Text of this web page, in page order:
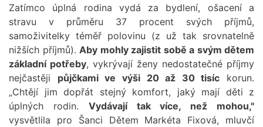
Zatímco úplná rodina vydá za bydlení, ošacení a
stravu v průměru 37 procent svých příjmů,
samoživitelky téměř polovinu (z už tak srovnatelně
nižších příjmů). Aby mohly zajistit sobě a svým dětem
základní potřeby, vykrývají ženy nedostatečné příjmy
nejčastěji půjčkami ve výši 20 až 30 tisíc korun.
„Chtějí jim dopřát stejný komfort, jaký mají děti z
úplných rodin. Vydávají tak více, než mohou,"
vysvětlila pro Šanci Dětem Markéta Fixová, mluvčí